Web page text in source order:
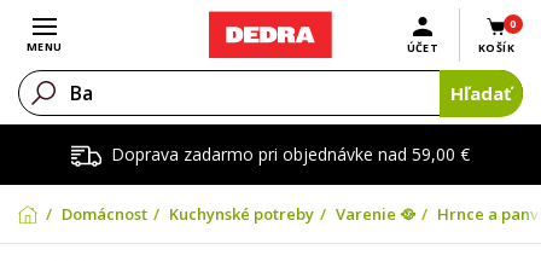
Doprava zadarmo pri objednávke nad 59,00 €
Otvoriť menu
MENU
0
KOŠÍK
ÚČET
Hľadať
Domácnosť Kuchynské potreby Varenie 🥘 Hrnce a